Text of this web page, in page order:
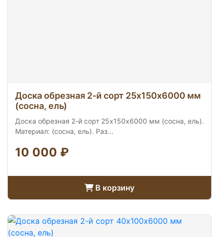
Доска обрезная 2-й сорт 25х150х6000 мм
(сосна, ель)
Доска обрезная 2-й сорт 25х150х6000 мм (сосна, ель).
Материал: (сосна, ель). Раз...
10 000 ₽
В корзину